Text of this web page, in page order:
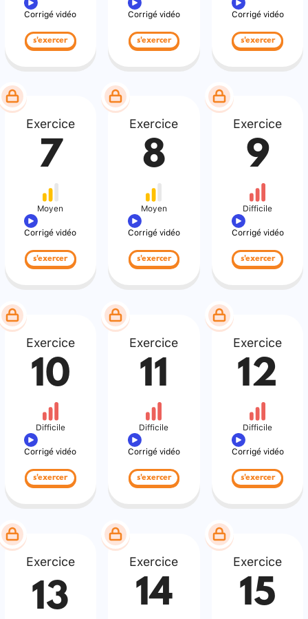
Corrigé vidéo
s'exercer
Corrigé vidéo
s'exercer
Corrigé vidéo
s'exercer
Exercice
7
Moyen
Corrigé vidéo
s'exercer
Exercice
8
Moyen
Corrigé vidéo
s'exercer
Exercice
9
Difficile
Corrigé vidéo
s'exercer
Exercice
10
Difficile
Corrigé vidéo
s'exercer
Exercice
11
Difficile
Corrigé vidéo
s'exercer
Exercice
12
Difficile
Corrigé vidéo
s'exercer
Exercice
13
Exercice
14
Exercice
15